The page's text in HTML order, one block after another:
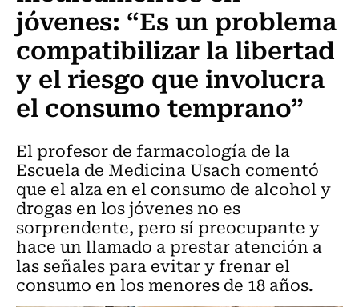
jóvenes: “Es un problema
compatibilizar la libertad
y el riesgo que involucra
el consumo temprano”
El profesor de farmacología de la
Escuela de Medicina Usach comentó
que el alza en el consumo de alcohol y
drogas en los jóvenes no es
sorprendente, pero sí preocupante y
hace un llamado a prestar atención a
las señales para evitar y frenar el
consumo en los menores de 18 años.